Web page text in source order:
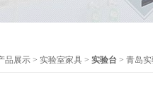
品展示 > 实验室家具 > 实验台 > 青岛